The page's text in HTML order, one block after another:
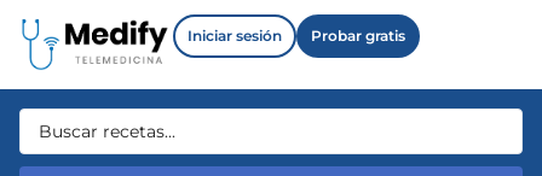
Iniciar sesión Probar gratis